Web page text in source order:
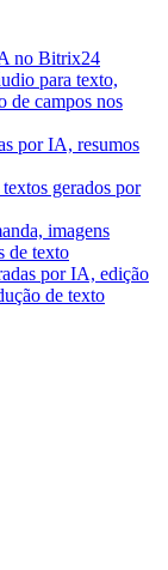
no Bitrix24
para texto,
de campos nos
por IA, resumos
gerados por
imagens
de texto
por IA, edição
de texto